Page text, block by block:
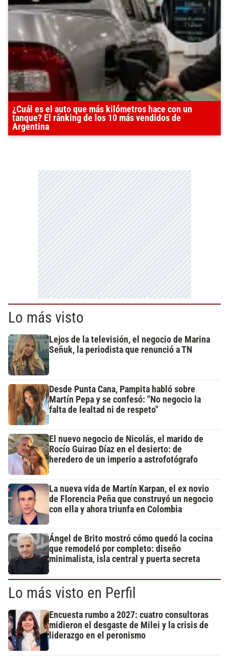
¿Cuál es el auto que más kilómetros hace con un
tanque? El ránking de los 10 más vendidos de
Argentina
Lo más visto
Lejos de la televisión, el negocio de Marina
Señuk, la periodista que renunció a TN
Desde Punta Cana, Pampita habló sobre
Martín Pepa y se confesó: "No negocio la
falta de lealtad ni de respeto"
El nuevo negocio de Nicolás, el marido de
Rocío Guirao Díaz en el desierto: de
heredero de un imperio a astrofotógrafo
La nueva vida de Martín Karpan, el ex novio
de Florencia Peña que construyó un negocio
con ella y ahora triunfa en Colombia
Ángel de Brito mostró cómo quedó la cocina
que remodeló por completo: diseño
minimalista, isla central y puerta secreta
Lo más visto en Perfil
Encuesta rumbo a 2027: cuatro consultoras
midieron el desgaste de Milei y la crisis de
liderazgo en el peronismo